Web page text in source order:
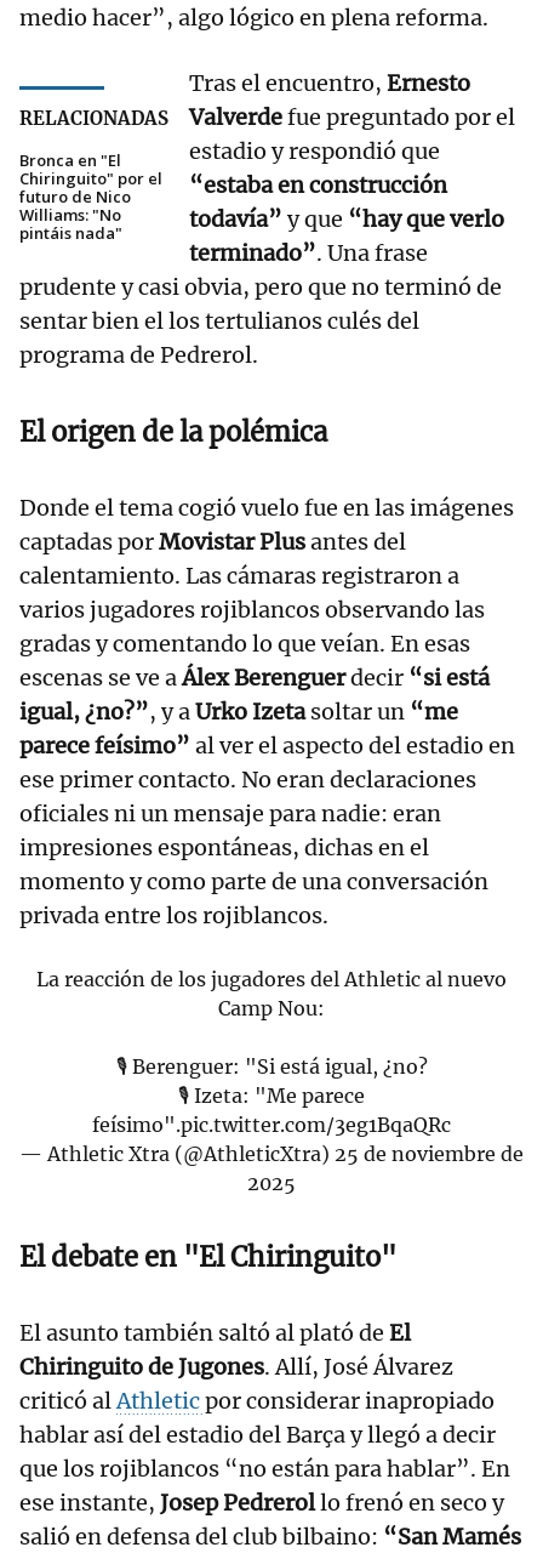
medio hacer”, algo lógico en plena reforma.
RELACIONADAS
Bronca en "El
Chiringuito" por el
futuro de Nico
Williams: "No
pintáis nada"
Tras el encuentro, Ernesto
Valverdefue preguntado por el
estadio y respondió que
“estaba en construcción
todavía” y que “hay que verlo
terminado”. Una frase
prudente y casi obvia, pero que no terminó de
sentar bien el los tertulianos culés del
programa de Pedrerol.
El origen de la polémica
Donde el tema cogió vuelo fue en las imágenes
captadas porMovistar Plusantes del
calentamiento. Las cámaras registraron a
varios jugadores rojiblancos observando las
gradas y comentando lo que veían. En esas
escenas se ve aÁlex Berenguerdecir “si está
igual, ¿no?”, y aUrko Izetasoltar un “me
parece feísimo” al ver el aspecto del estadio en
ese primer contacto. No eran declaraciones
oficiales ni un mensaje para nadie: eran
impresiones espontáneas, dichas en el
momento y como parte de una conversación
privada entre los rojiblancos.
La reacción de los jugadores del Athletic al nuevo
Camp Nou:
🎙 Berenguer: "Si está igual, ¿no?
🎙 Izeta: "Me parece
feísimo".pic.twitter.com/3eg1BqaQRc
— Athletic Xtra (@AthleticXtra) 25 de noviembre de
2025
El debate en "El Chiringuito"
El asunto también saltó al plató de El
Chiringuito de Jugones. Allí, José Álvarez
criticó alAthleticpor considerar inapropiado
hablar así del estadio del Barça y llegó a decir
que los rojiblancos “no están para hablar”. En
ese instante, Josep Pedrerollo frenó en seco y
salió en defensa del club bilbaino: “San Mamés